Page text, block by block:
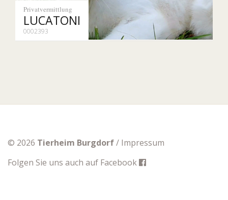
Privatvermittlung
LUCATONI
0002393
© 2026 Tierheim Burgdorf/ Impressum
Folgen Sie uns auch auf Facebook